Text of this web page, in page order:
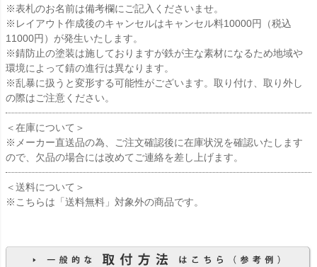
※表札のお名前は備考欄にご記入くださいませ。
※レイアウト作成後のキャンセルはキャンセル料10000円（税込
11000円）が発生いたします。
※錆防止の塗装は施しておりますが鉄が主な素材になるため地域や
環境によって錆の進行は異なります。
※乱暴に扱うと変形する可能性がございます。取り付け、取り外し
の際はご注意ください。
＜在庫について＞
※メーカー直送品の為、ご注文確認後に在庫状況を確認いたします
ので、欠品の場合には改めてご連絡を差し上げます。
＜送料について＞
※こちらは「送料無料」対象外の商品です。